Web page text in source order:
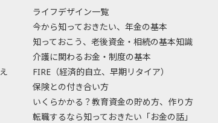
ライフデザイン一覧
今から知っておきたい、年金の基本
知っておこう、老後資金・相続の基本知識
介護に関わるお金・制度の基本
FIRE（経済的自立、早期リタイア）
保険との付き合い方
いくらかかる？教育資金の貯め方、作り方
転職するなら知っておきたい「お金の話」